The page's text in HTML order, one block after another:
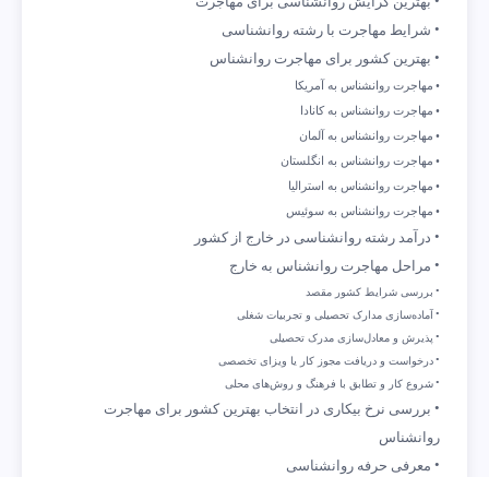
شرایط مهاجرت با رشته روانشناسی
بهترین کشور برای مهاجرت روانشناس
مهاجرت روانشناس به آمریکا
مهاجرت روانشناس به کانادا
مهاجرت روانشناس به آلمان
مهاجرت روانشناس به انگلستان
مهاجرت روانشناس به استرالیا
مهاجرت روانشناس به سوئیس
درآمد رشته روانشناسی در خارج از کشور
مراحل مهاجرت روانشناس به خارج
بررسی شرایط کشور مقصد
آماده‌سازی مدارک تحصیلی و تجربیات شغلی
پذیرش و معادل‌سازی مدرک تحصیلی
درخواست و دریافت مجوز کار یا ویزای تخصصی
شروع کار و تطابق با فرهنگ و روش‌های محلی
بررسی نرخ بیکاری در انتخاب بهترین کشور برای مهاجرت
روانشناس
معرفی حرفه روانشناسی